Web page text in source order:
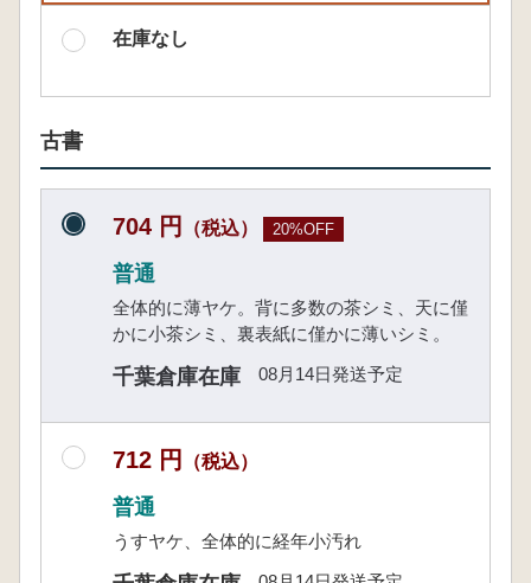
在庫なし
古書
704 円 （税込） 20%OFF
普通
全体的に薄ヤケ。背に多数の茶シミ、天に僅
かに小茶シミ、裏表紙に僅かに薄いシミ。
千葉倉庫在庫 08月14日発送予定
712 円 （税込）
普通
うすヤケ、全体的に経年小汚れ